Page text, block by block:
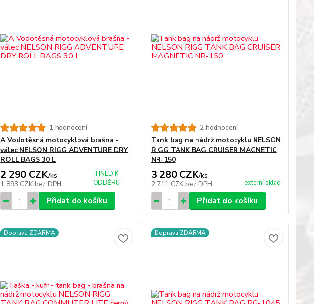
1 hodnocení
A Vodotěsná motocyklová brašna -
válec NELSON RIGG ADVENTURE DRY
ROLL BAGS 30 L
2 290 CZK/ks
1 893 CZK bez DPH
IHNED K
ODBĚRU
Přidat do košíku
2 hodnocení
Tank bag na nádrž motocyklu NELSON
RIGG TANK BAG CRUISER MAGNETIC
NR-150
3 280 CZK/ks
2 711 CZK bez DPH externí sklad
Přidat do košíku
Doprava ZDARMA Doprava ZDARMA